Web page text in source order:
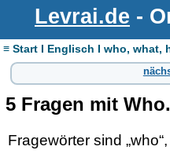
Levrai.de -
≡ Start I Englisch I who, what,
5 Fragen mit
Fragewörter sind „who“,